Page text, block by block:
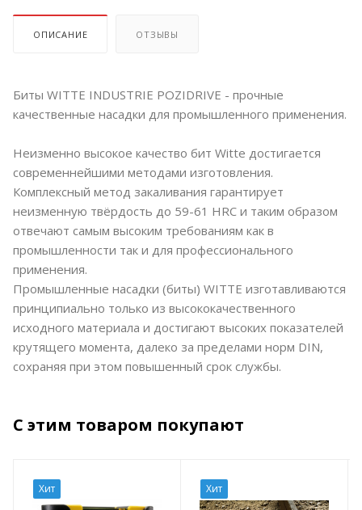
ОПИСАНИЕ ОТЗЫВЫ
Биты WITTE INDUSTRIE POZIDRIVE - прочные
качественные насадки для промышленного применения.
Неизменно высокое качество бит Witte достигается
современнейшими методами изготовления.
Комплексный метод закаливания гарантирует
неизменную твёрдость до 59-61 HRC и таким образом
отвечают самым высоким требованиям как в
промышленности так и для профессионального
применения.
Промышленные насадки (биты) WITTE изготавливаются
принципиально только из высококачественного
исходного материала и достигают высоких показателей
крутящего момента, далеко за пределами норм DIN,
сохраняя при этом повышенный срок службы.
С этим товаром покупают
Хит Хит